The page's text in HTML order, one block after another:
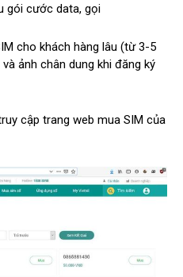
gói cước data, gọi
cho khách hàng lâu (từ 3-5
ảnh chân dung khi đăng ký
cập trang web mua SIM của